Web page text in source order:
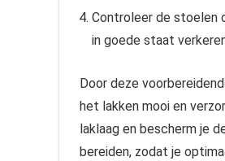
Controleer de stoelen
in goede staat
Door deze
het lakken mooi en
laklaag en bescherm je
bereiden, zodat je